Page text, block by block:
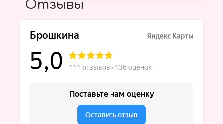
Отзывы